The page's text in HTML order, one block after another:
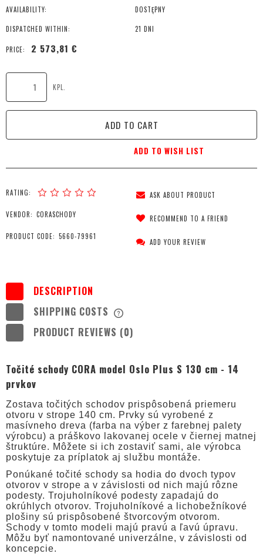
AVAILABILITY: DOSTĘPNY
DISPATCHED WITHIN: 21 DNI
PRICE: 2 573,81 €
KPL.
ADD TO CART
ADD TO WISH LIST
RATING:
VENDOR: CORASCHODY
PRODUCT CODE: 5660-79961
ASK ABOUT PRODUCT
RECOMMEND TO A FRIEND
ADD YOUR REVIEW
DESCRIPTION
SHIPPING COSTS
POSSIBLE PAYMENT COSTS
PRODUCT REVIEWS (0)
Točité schody CORA model Oslo Plus S 130 cm - 14
prvkov
Zostava točitých schodov prispôsobená priemeru
otvoru v strope 140 cm. Prvky sú vyrobené z
masívneho dreva (farba na výber z farebnej palety
výrobcu) a práškovo lakovanej ocele v čiernej matnej
štruktúre. Môžete si ich zostaviť sami, ale výrobca
poskytuje za príplatok aj službu montáže.
Ponúkané točité schody sa hodia do dvoch typov
otvorov v strope a v závislosti od nich majú rôzne
podesty. Trojuholníkové podesty zapadajú do
okrúhlych otvorov. Trojuholníkové a lichobežníkové
plošiny sú prispôsobené štvorcovým otvorom.
Schody v tomto modeli majú pravú a ľavú úpravu.
Môžu byť namontované univerzálne, v závislosti od
koncepcie.